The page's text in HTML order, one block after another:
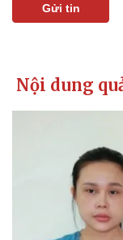
Bất động sản
Khởi nghiệp
Gửi tin